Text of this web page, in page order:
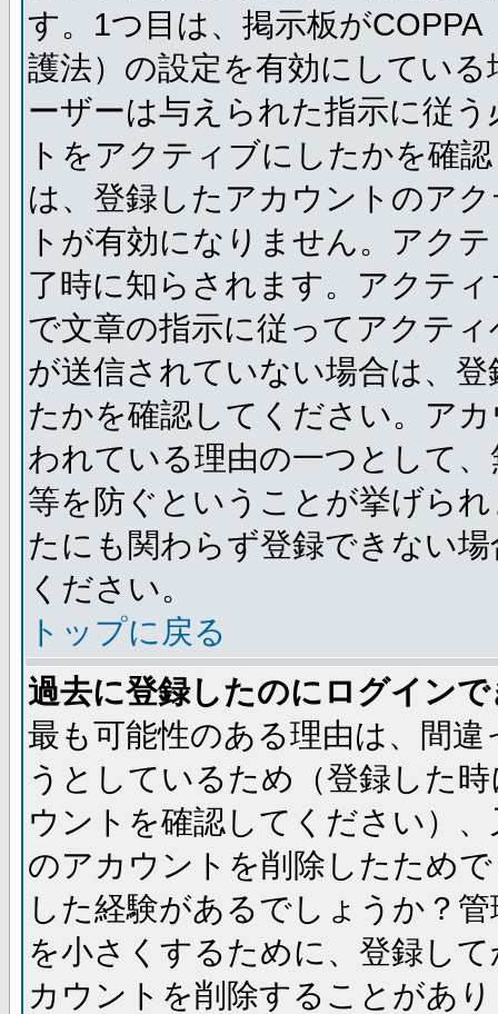
す。1つ目は、掲示板が
護法）の設定を有効にしてい
ーザーは与えられた指示に従
トをアクティブにしたかを確
は、登録したアカウントのア
トが有効になりません。アク
了時に知らされます。アクテ
で文章の指示に従ってアクテ
が送信されていない場合は、
たかを確認してください。ア
われている理由の一つとして
等を防ぐということが挙げら
たにも関わらず登録できない
ください。
トップに戻る
過去に登録したのにログイン
最も可能性のある理由は、間
うとしているため（登録した
ウントを確認してください）
のアカウントを削除したため
した経験があるでしょうか？
を小さくするために、登録し
カウントを削除することがあ